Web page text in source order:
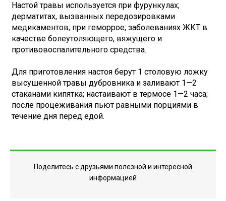
Настой травы используется при фурункулах;
дерматитах, вызванных передозировками
медикаментов; при геморрое; заболеваниях ЖКТ в
качестве болеутоляющего, вяжущего и
противовоспалительного средства.
Для приготовления настоя берут 1 столовую ложку
высушенной травы дубровника и заливают 1—2
стаканами кипятка; настаивают в термосе 1—2 часа;
после процеживания пьют равными порциями в
течение дня перед едой.
Поделитесь с друзьями полезной и интересной
информацией